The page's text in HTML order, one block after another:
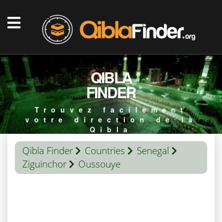
QIBLA
FINDER
Trouvez facilement
votre direction de la
Qibla
Qibla Finder Countries
Senegal
Ziguinchor
Oussouye